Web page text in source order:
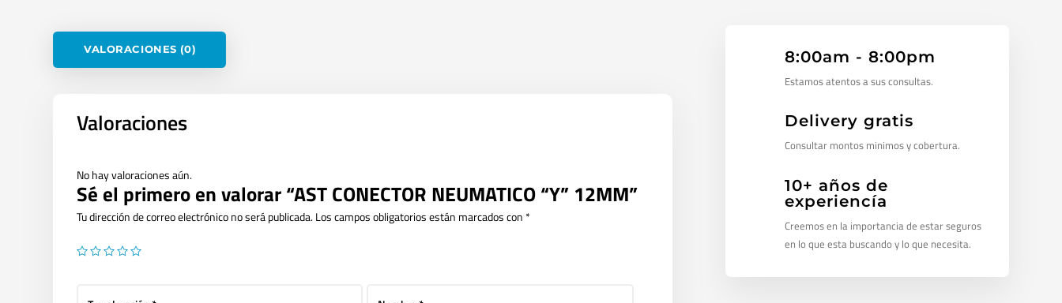
VALORACIONES (0)
Valoraciones
No hay valoraciones aún.
Sé el primero en valorar “AST CONECTOR NEUMATICO “Y” 12MM”
Tu dirección de correo electrónico no será publicada.Los campos obligatorios están marcados con *
8:00am - 8:00pm
Estamos atentos a sus consultas.
Delivery gratis
Consultar montos minimos y cobertura.
10+ años de
experiencía
Creemos en la importancia de estar seguros
en lo que esta buscando y lo que necesita.